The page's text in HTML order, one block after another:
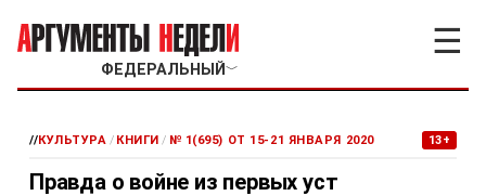
ФЕДЕРАЛЬНЫЙ ﹀
☰
//КУЛЬТУРА / КНИГИ / № 1(695) ОТ 15-21 ЯНВАРЯ 2020 13+
Правда о войне из первых уст